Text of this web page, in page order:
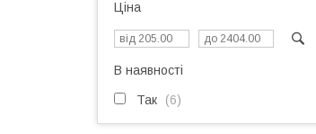
Ціна
В наявності
Так 6